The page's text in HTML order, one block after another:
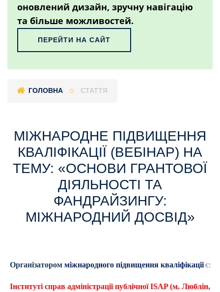
оновлений дизайн, зручну навігацію
та більше можливостей.
ПЕРЕЙТИ НА САЙТ
ГОЛОВНА СТАТТЯ
МІЖНАРОДНЕ ПІДВИЩЕННЯ
КВАЛІФІКАЦІЇ (ВЕБІНАР) НА
ТЕМУ: «ОСНОВИ ГРАНТОВОЇ
ДІЯЛЬНОСТІ ТА
ФАНДРАЙЗИНГУ:
МІЖНАРОДНИЙ ДОСВІД»
Організатором міжнародного підвищення кваліфікації є:
Інституті справ адміністрації публічноїISAP(м. Люблін,